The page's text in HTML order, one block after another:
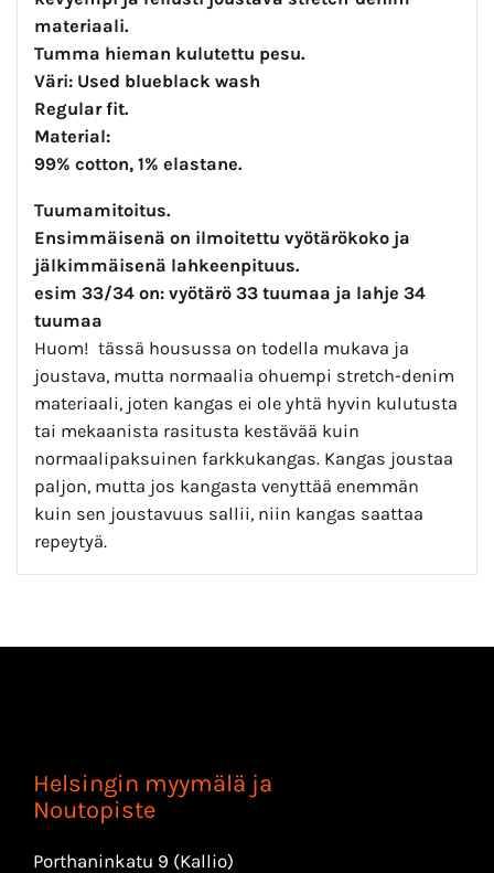
materiaali.
Tumma hieman kulutettu pesu.
Väri: Used blueblack wash
Regular fit.
Material:
99% cotton, 1% elastane.
Tuumamitoitus.
Ensimmäisenä on ilmoitettu vyötärökoko ja
jälkimmäisenä lahkeenpituus.
esim 33/34 on: vyötärö 33 tuumaa ja lahje 34
tuumaa
Huom! tässä housussa on todella mukava ja
joustava, mutta normaalia ohuempi stretch-denim
materiaali, joten kangas ei ole yhtä hyvin kulutusta
tai mekaanista rasitusta kestävää kuin
normaalipaksuinen farkkukangas. Kangas joustaa
paljon, mutta jos kangasta venyttää enemmän
kuin sen joustavuus sallii, niin kangas saattaa
repeytyä.
Helsingin myymälä ja
Noutopiste
Porthaninkatu 9 (Kallio)